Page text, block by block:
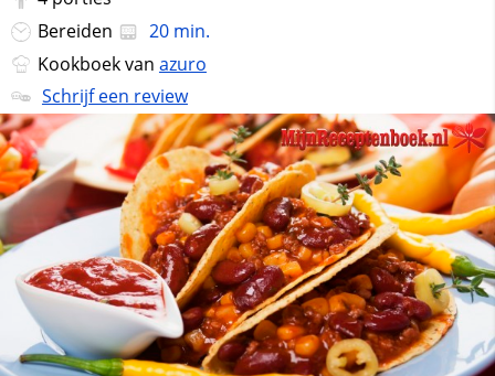
Bereiden
20 min.
Kookboek van azuro
Schrijf een review